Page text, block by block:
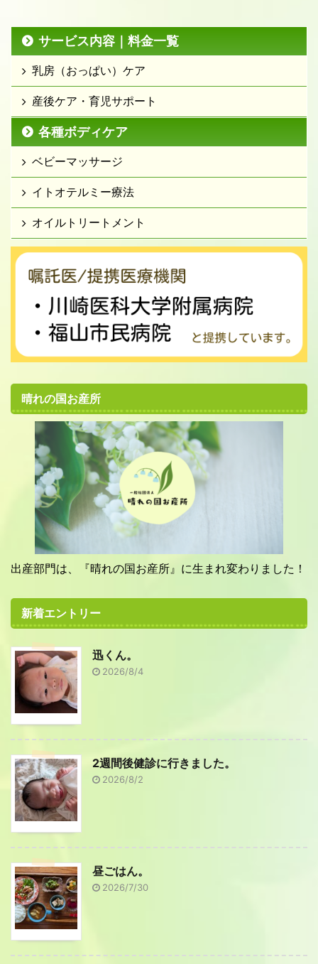
サービス内容｜料金一覧
乳房（おっぱい）ケア
産後ケア・育児サポート
各種ボディケア
ベビーマッサージ
イトオテルミー療法
オイルトリートメント
晴れの国お産所
出産部門は、『晴れの国お産所』に生まれ変わりました！
新着エントリー
迅くん。
2026/8/4
2週間後健診に行きました。
2026/8/2
昼ごはん。
2026/7/30